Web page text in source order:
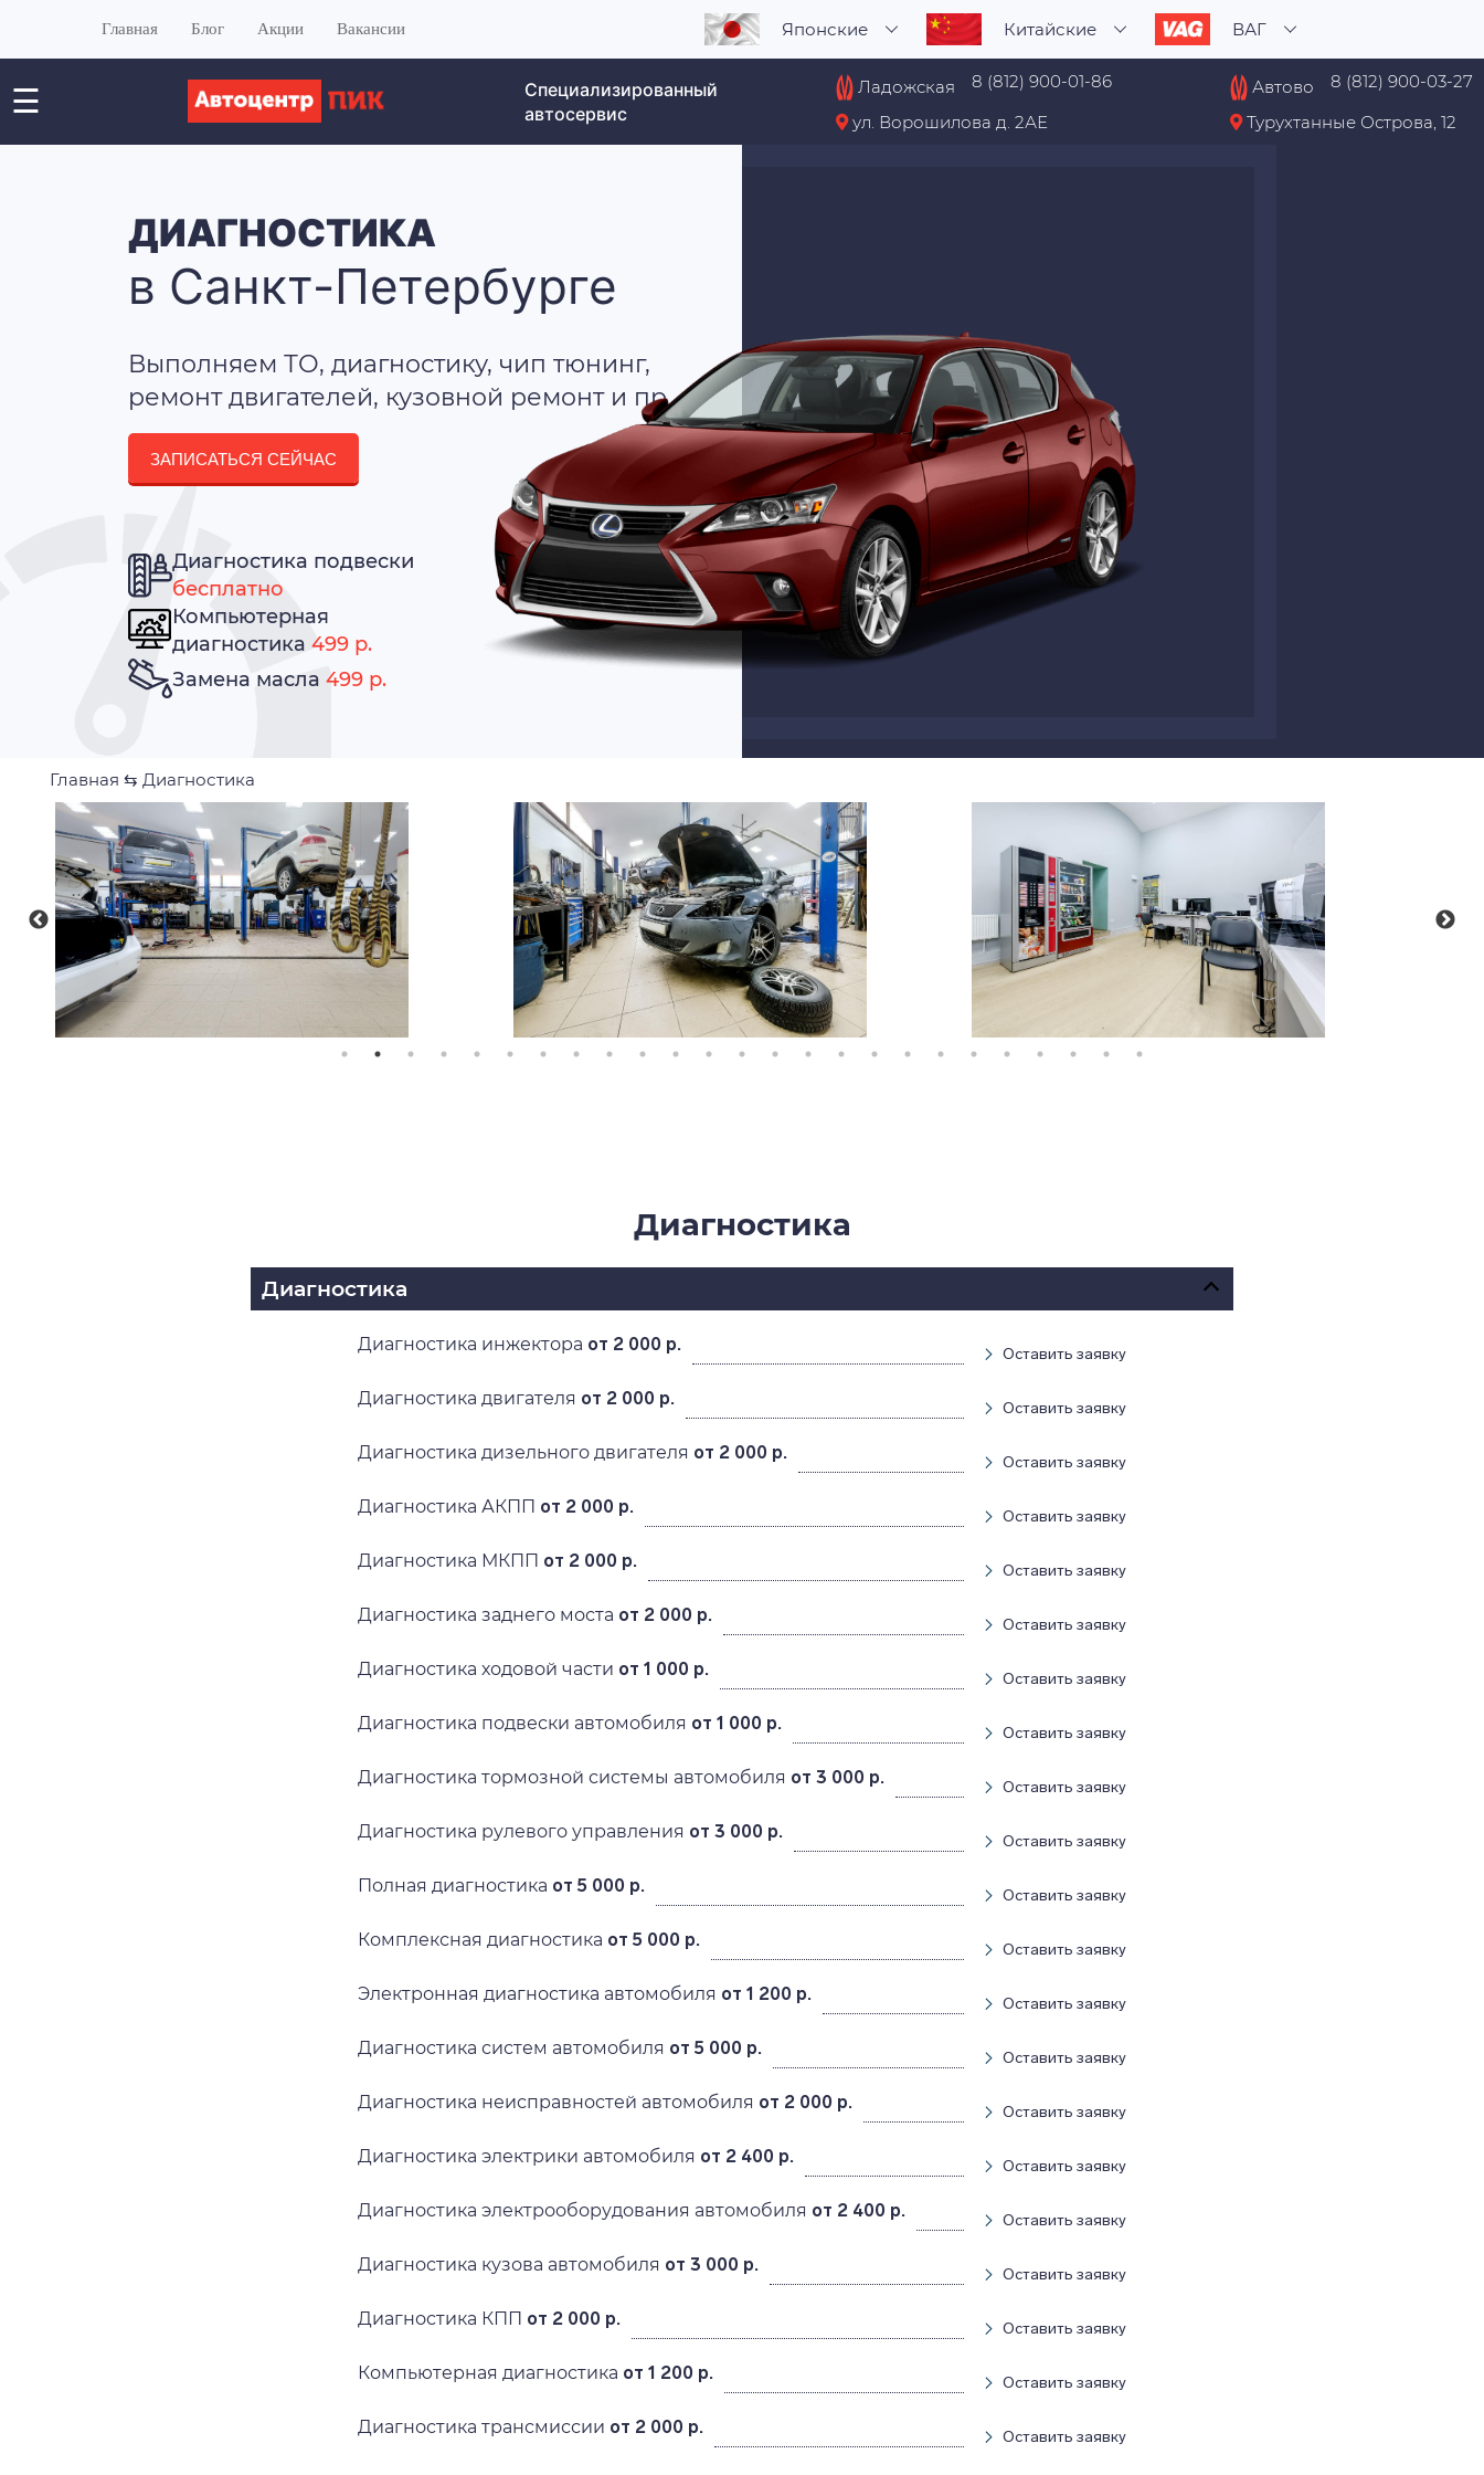
Главная Блог Акции Вакансии Японские Китайские ВАГ
☰
Специализированный
автосервис
Ладожская
8 (812) 900-01-86
ул. Ворошилова д. 2АЕ
Автово
8 (812) 900-03-27
Турухтанные Острова, 12
ДИАГНОСТИКА
в Санкт-Петербурге
Выполняем ТО, диагностику, чип тюнинг,
ремонт двигателей, кузовной ремонт и пр.
ЗАПИСАТЬСЯ СЕЙЧАС
Диагностика подвески
бесплатно
Компьютерная
диагностика 499 р.
Замена масла 499 р.
Главная ⇆ Диагностика
Диагностика
Диагностика
Диагностика инжектора от 2 000 р. Оставить заявку
Диагностика двигателя от 2 000 р. Оставить заявку
Диагностика дизельного двигателя от 2 000 р. Оставить заявку
Диагностика АКПП от 2 000 р. Оставить заявку
Диагностика МКПП от 2 000 р. Оставить заявку
Диагностика заднего моста от 2 000 р. Оставить заявку
Диагностика ходовой части от 1 000 р. Оставить заявку
Диагностика подвески автомобиля от 1 000 р. Оставить заявку
Диагностика тормозной системы автомобиля от 3 000 р. Оставить заявку
Диагностика рулевого управления от 3 000 р. Оставить заявку
Полная диагностика от 5 000 р. Оставить заявку
Комплексная диагностика от 5 000 р. Оставить заявку
Электронная диагностика автомобиля от 1 200 р. Оставить заявку
Диагностика систем автомобиля от 5 000 р. Оставить заявку
Диагностика неисправностей автомобиля от 2 000 р. Оставить заявку
Диагностика электрики автомобиля от 2 400 р. Оставить заявку
Диагностика электрооборудования автомобиля от 2 400 р. Оставить заявку
Диагностика кузова автомобиля от 3 000 р. Оставить заявку
Диагностика КПП от 2 000 р. Оставить заявку
Компьютерная диагностика от 1 200 р. Оставить заявку
Диагностика трансмиссии от 2 000 р. Оставить заявку